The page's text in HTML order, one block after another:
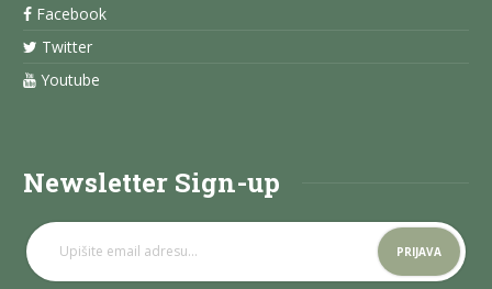
Facebook
Twitter
Youtube
Newsletter Sign-up